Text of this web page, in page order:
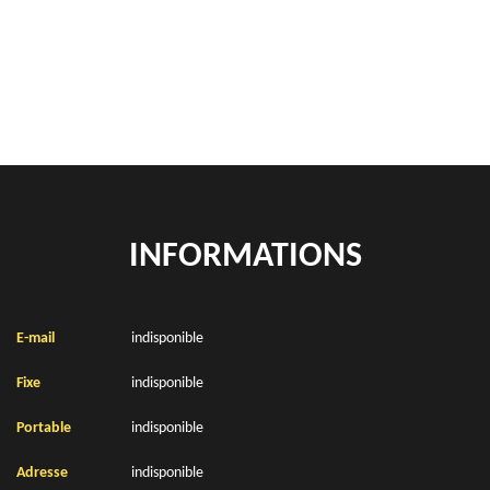
INFORMATIONS
E-mail indisponible
Fixe indisponible
Portable indisponible
Adresse indisponible